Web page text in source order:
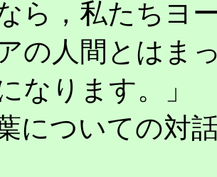
ら，私たちヨ
の人間とはま
なります。」
についての対